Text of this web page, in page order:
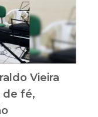
Vieira
de fé,